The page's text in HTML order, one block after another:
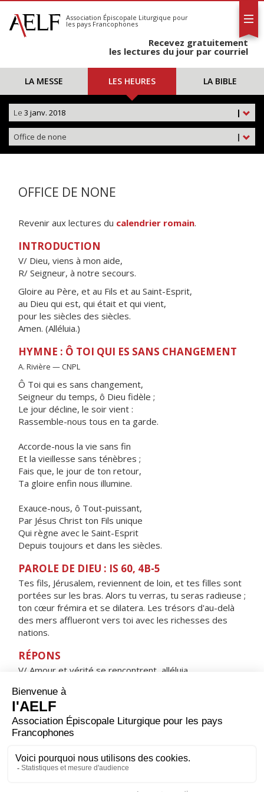
S'abonner
Calendrier
Association Épiscopale Liturgique pour
les pays Francophones
Recevez gratuitement
les lectures du jour par courriel
LA MESSE LES HEURES LA BIBLE
|
Le 3 janv. 2018
|
Office de none
OFFICE DE NONE
Revenir aux lectures du calendrier romain.
INTRODUCTION
V/ Dieu, viens à mon aide,
R/ Seigneur, à notre secours.
Gloire au Père, et au Fils et au Saint-Esprit,
au Dieu qui est, qui était et qui vient,
pour les siècles des siècles.
Amen. (Alléluia.)
HYMNE : Ô TOI QUI ES SANS CHANGEMENT
A. Rivière — CNPL
Ô Toi qui es sans changement,
Seigneur du temps, ô Dieu fidèle ;
Le jour décline, le soir vient :
Rassemble-nous tous en ta garde.
Accorde-nous la vie sans fin
Et la vieillesse sans ténèbres ;
Fais que, le jour de ton retour,
Ta gloire enfin nous illumine.
Exauce-nous, ô Tout-puissant,
Par Jésus Christ ton Fils unique
Qui règne avec le Saint-Esprit
Depuis toujours et dans les siècles.
PAROLE DE DIEU : IS 60, 4B-5
Tes fils, Jérusalem, reviennent de loin, et tes filles sont
portées sur les bras. Alors tu verras, tu seras radieuse ;
ton cœur frémira et se dilatera. Les trésors d'au-delà
des mers afflueront vers toi avec les richesses des
nations.
RÉPONS
V/ Amour et vérité se rencontrent, alléluia,
ORAISON
Seigneur, tu as voulu que ton Fils naisse de la Vierge
bénie, afin que son humanité ne soit pas soumise à la
à l’engrenage du péché puisque le Christ nous donne
part à la nouvelle création. Lui qui règne.